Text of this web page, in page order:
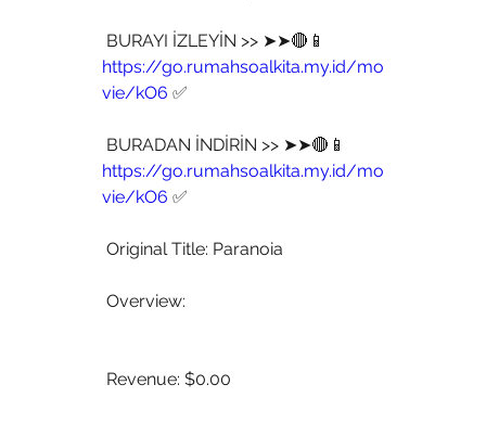
https://go.rumahsoalkita.my.id/mo
vie/kO6 ✅
https://go.rumahsoalkita.my.id/mo
vie/kO6 ✅
Original Title: Paranoia
Overview:
Revenue: $0.00